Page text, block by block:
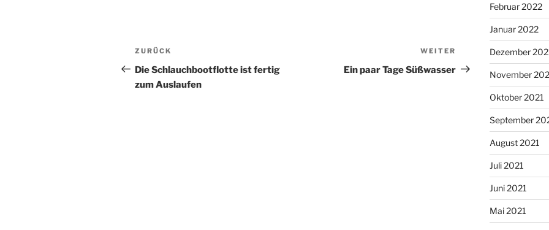
Beitragsnavigation
Vorheriger
Beitrag
ZURÜCK
Die Schlauchbootflotte ist fertig
zum Auslaufen
Nächster
Beitrag
WEITER
Ein paar Tage Süßwasser
Februar 2022
Januar 2022
Dezember
November
Oktober 2021
September
August 2021
Juli 2021
Juni 2021
Mai 2021